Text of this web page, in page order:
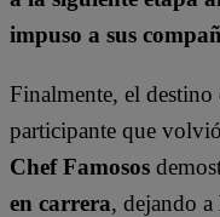
impuso a sus
Finalmente, el
participante que
Chef Famosos
en carrera, dejando a